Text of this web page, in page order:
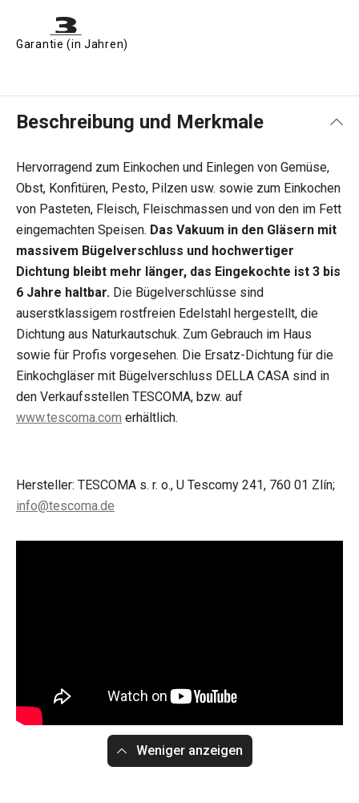
Garantie (in Jahren)
Beschreibung und Merkmale
Hervorragend zum Einkochen und Einlegen von Gemüse,
Obst, Konfitüren, Pesto, Pilzen usw. sowie zum Einkochen
von Pasteten, Fleisch, Fleischmassen und von den im Fett
eingemachten Speisen. Das Vakuum in den Gläsern mit
massivem Bügelverschluss und hochwertiger
Dichtung bleibt mehr länger, das Eingekochte ist 3 bis
6 Jahre haltbar. Die Bügelverschlüsse sind
auserstklassigem rostfreien Edelstahl hergestellt, die
Dichtung aus Naturkautschuk. Zum Gebrauch im Haus
sowie für Profis vorgesehen. Die Ersatz-Dichtung für die
Einkochgläser mit Bügelverschluss DELLA CASA sind in
den Verkaufsstellen TESCOMA, bzw. auf
www.tescoma.com erhältlich.
Hersteller: TESCOMA s. r. o., U Tescomy 241, 760 01 Zlín;
info@tescoma.de
Weniger anzeigen